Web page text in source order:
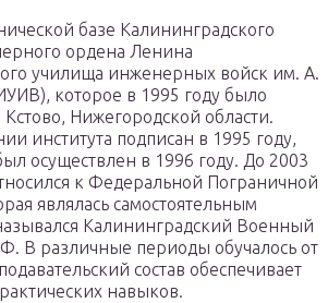
базе Калининградского
ордена Ленина
училища инженерных войск им. А.
которое в 1995 году было
Нижегородской области.
института подписан в 1995 году,
осуществлен в 1996 году. До 2003
к Федеральной Пограничной
являлась самостоятельным
Калининградский Военный
В различные периоды обучалось от
состав обеспечивает
навыков.